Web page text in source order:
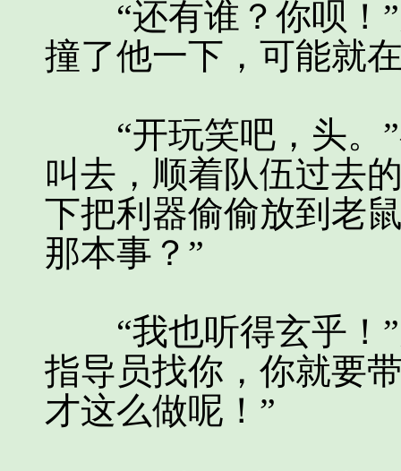
“还有谁？你呗！”
撞了他一下，可能就
“开玩笑吧，头。”
叫去，顺着队伍过去
下把利器偷偷放到老
那本事？”
“我也听得玄乎！”
指导员找你，你就要
才这么做呢！”